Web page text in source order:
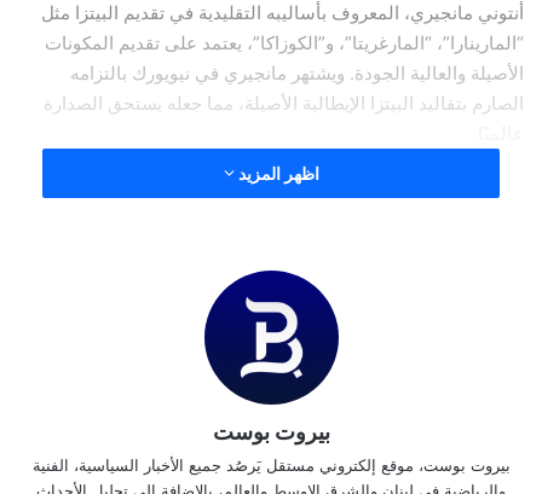
أنتوني مانجيري، المعروف بأساليبه التقليدية في تقديم البيتزا مثل
“المارينارا”، “المارغريتا”، و”الكوزاكا”، يعتمد على تقديم المكونات
الأصيلة والعالية الجودة. ويشتهر مانجيري في نيويورك بالتزامه
الصارم بتقاليد البيتزا الإيطالية الأصيلة، مما جعله يستحق الصدارة
اظهر المزيد
بيروت بوست
بيروت بوست، موقع إلكتروني مستقل يَرصُد جميع الأخبار السياسية، الفنية